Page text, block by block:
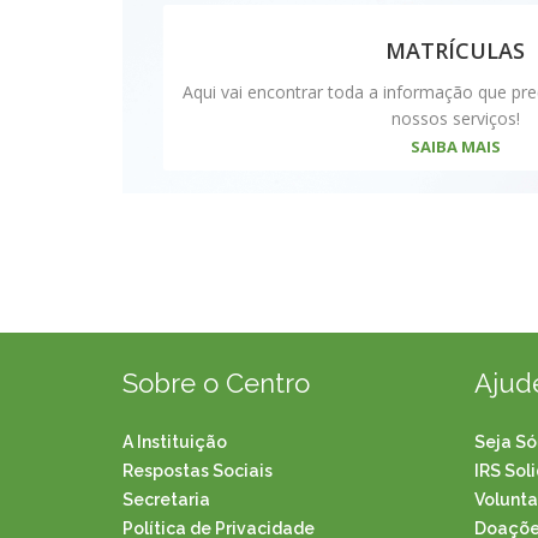
MATRÍCULAS
Aqui vai encontrar toda a informação que
nossos serviços!
SAIBA MAIS
Sobre o Centro
A Instituição
Respostas Sociais
Secretaria
Política de Privacidade
Seja
IRS